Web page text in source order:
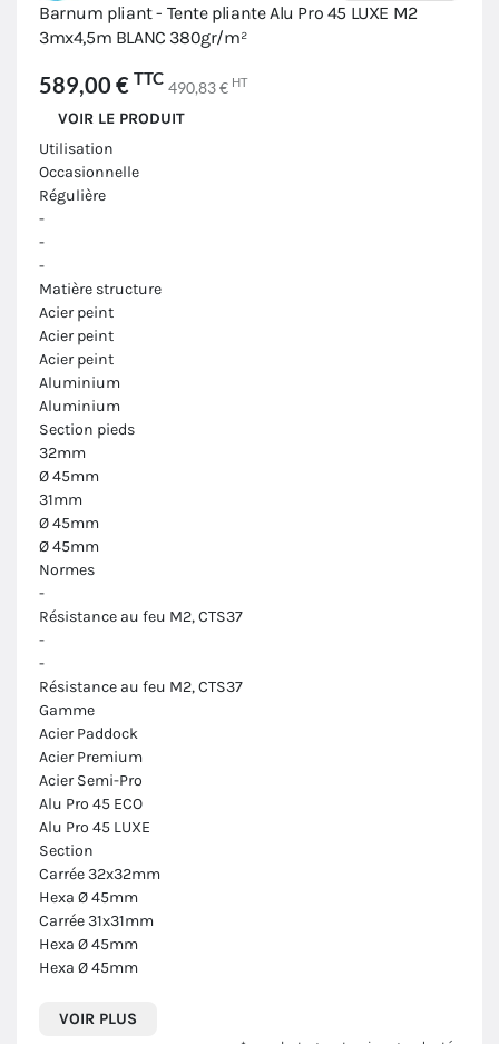
Barnum pliant - Tente pliante Alu Pro 45 LUXE M2
3mx4,5m BLANC 380gr/m²
589,00 € TTC 490,83 € HT
VOIR LE PRODUIT
Utilisation
Occasionnelle
Régulière
-
-
-
Matière structure
Acier peint
Acier peint
Acier peint
Aluminium
Aluminium
Section pieds
32mm
Ø 45mm
31mm
Ø 45mm
Ø 45mm
Normes
-
Résistance au feu M2, CTS37
-
-
Résistance au feu M2, CTS37
Gamme
Acier Paddock
Acier Premium
Acier Semi-Pro
Alu Pro 45 ECO
Alu Pro 45 LUXE
Section
Carrée 32x32mm
Hexa Ø 45mm
Carrée 31x31mm
Hexa Ø 45mm
Hexa Ø 45mm
VOIR PLUS